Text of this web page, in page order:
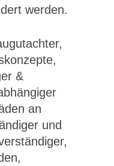
werden.
&
an
und